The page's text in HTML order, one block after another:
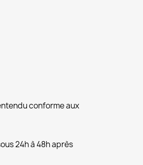
conforme aux
24h à 48h après